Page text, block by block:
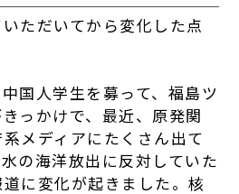
ただいてから変化した点
国人学生を募って、福島ツ
っかけで、最近、原発関
メディアにたくさん出て
の海洋放出に反対していた
に変化が起きました。核